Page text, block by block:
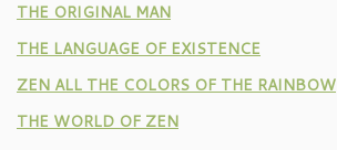
THE ORIGINAL MAN
THE LANGUAGE OF EXISTENCE
ZEN ALL THE COLORS OF THE RAINBOW
THE WORLD OF ZEN